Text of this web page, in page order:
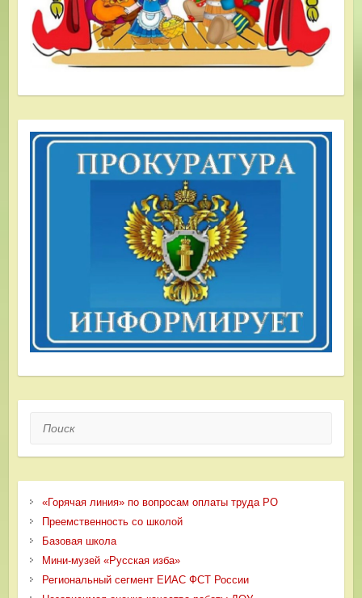
Поиск
«Горячая линия» по вопросам оплаты труда РО
Преемственность со школой
Базовая школа
Мини-музей «Русская изба»
Региональный сегмент ЕИАС ФСТ России